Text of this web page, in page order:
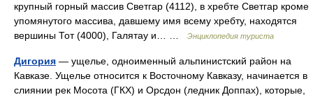
крупный горный массив Светгар (4112), в хребте Светгар кроме
упомянутого массива, давшему имя всему хребту, находятся
вершины Тот (4000), Галятау и… …
Энциклопедия туриста
Дигория — ущелье, одноименный альпинистский район на
Кавказе. Ущелье относится к Восточному Кавказу, начинается в
слиянии рек Мосота (ГКХ) и Орсдон (ледник Доппах), которые,